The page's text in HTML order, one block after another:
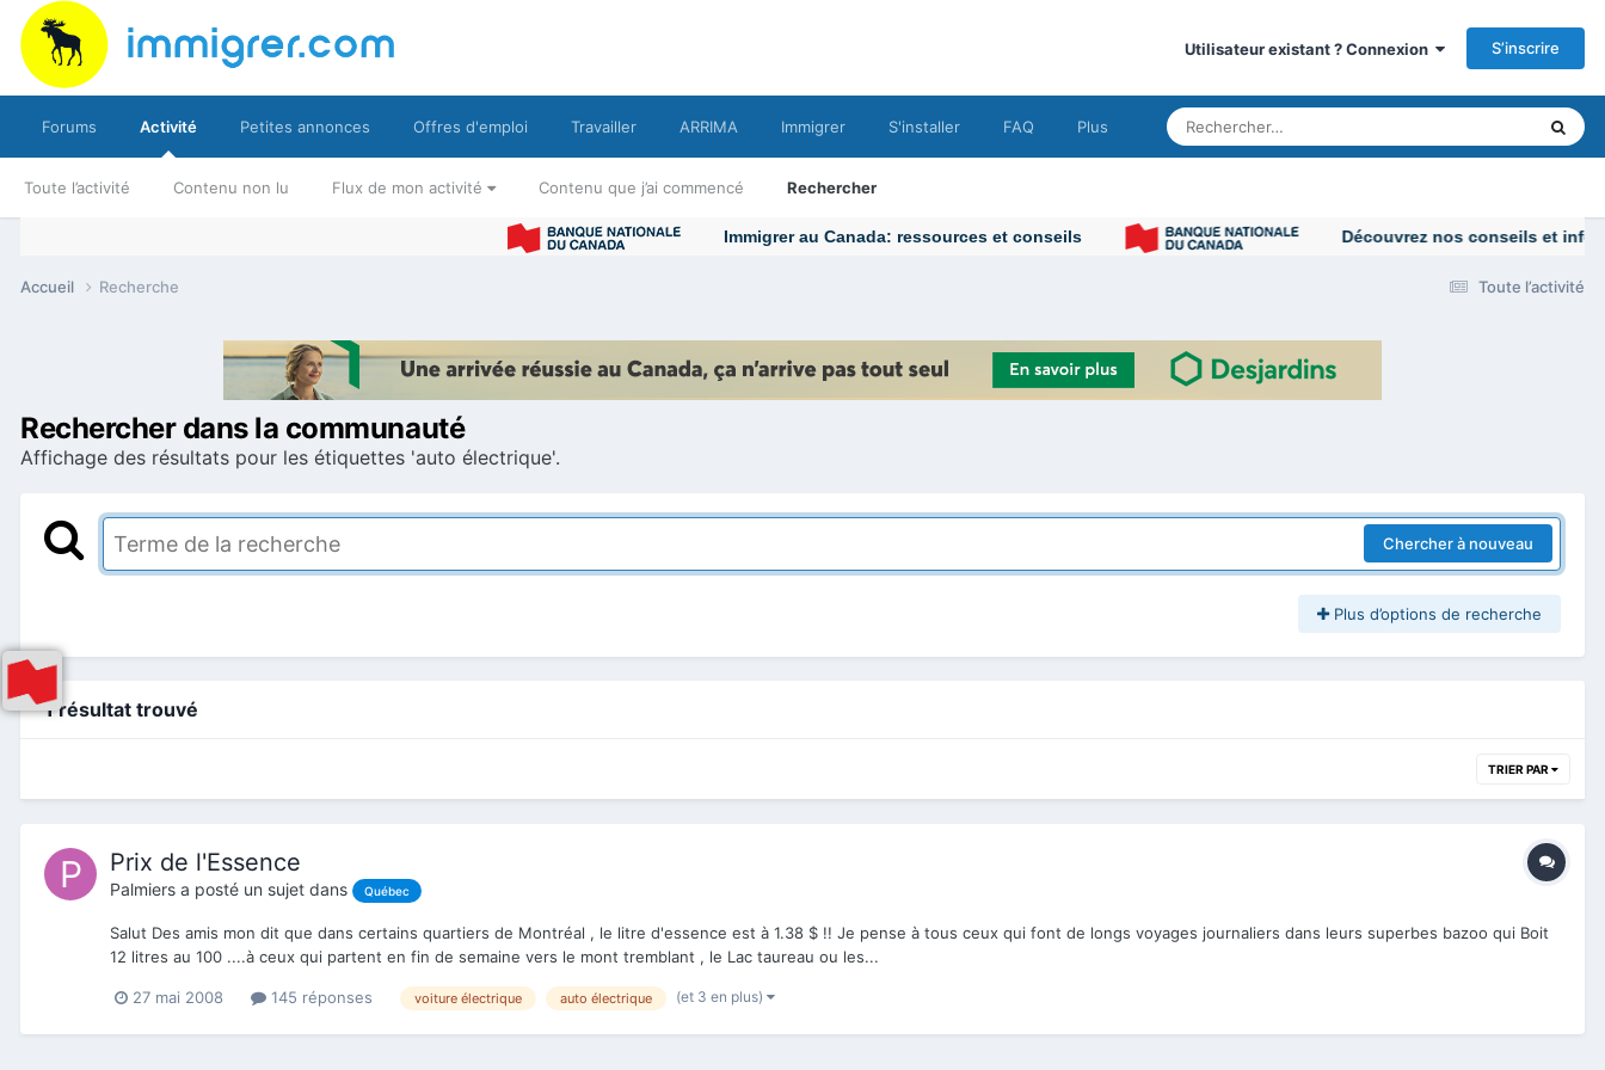
Utilisateur existant ? Connexion S’inscrire
Forums Activité
Toute l’activité Contenu non lu Flux de mon activité Contenu que j’ai commencé Rechercher
Petites annonces Offres d'emploi Travailler ARRIMA Immigrer S'installer FAQ Plus
Immigrer au Canada: ressources et conseils Découvrez nos conseils et
Toute l’activité
Accueil Recherche
Rechercher dans la communauté
Affichage des résultats pour les étiquettes 'auto électrique'.
Chercher à nouveau
Plus d’options de recherche
1 résultat trouvé
TRIER PAR
Prix de l'Essence
Palmiers a posté un sujet dans Québec
Salut Des amis mon dit que dans certains quartiers de Montréal , le litre d'essence est à 1.38 $ !! Je pense à tous ceux qui font de longs voyages journaliers dans leurs superbes bazoo qui Boit
12 litres au 100 ....à ceux qui partent en fin de semaine vers le mont tremblant , le Lac taureau ou les...
27 mai 2008 145 réponses voiture électrique auto électrique (et 3 en plus)